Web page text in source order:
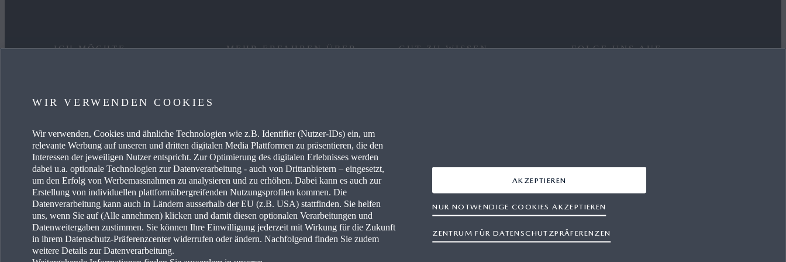
ICH MÖCHTE
MEIN AUTO PFLEGEN
HÄNDLER SUCHEN
MEHR ERFAHREN ÜBER
AKTUELLES
MAZDA-PRESSEPORTAL
MAZDA-HÄNDLER WERDEN
FREIE WERKSTÄTTEN
GUT ZU WISSEN FOLGE UNS AUF
WIR VERWENDEN COOKIES
Wir verwenden, Cookies und ähnliche Technologien wie z.B. Identifier (Nutzer-IDs) ein, um
relevante Werbung auf unseren und dritten digitalen Media Plattformen zu präsentieren, die den
Interessen der jeweiligen Nutzer entspricht. Zur Optimierung des digitalen Erlebnisses werden
dabei u.a. optionale Technologien zur Datenverarbeitung - auch von Drittanbietern – eingesetzt,
um den Erfolg von Werbemassnahmen zu analysieren und zu erhöhen. Dabei kann es auch zur
Erstellung von individuellen plattformübergreifenden Nutzungsprofilen kommen. Die
Datenverarbeitung kann auch in Ländern ausserhalb der EU (z.B. USA) stattfinden. Sie helfen
uns, wenn Sie auf (Alle annehmen) klicken und damit diesen optionalen Verarbeitungen und
Datenweitergaben zustimmen. Sie können Ihre Einwilligung jederzeit mit Wirkung für die Zukunft
in ihrem Datenschutz-Präferenzcenter widerrufen oder ändern. Nachfolgend finden Sie zudem
weitere Details zur Datenverarbeitung.
ZENTRUM FÜR DATENSCHUTZPRÄFERENZEN
NUR NOTWENDIGE COOKIES AKZEPTIEREN
AKZEPTIEREN